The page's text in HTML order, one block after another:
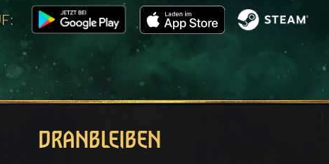
DRANBLEIBEN